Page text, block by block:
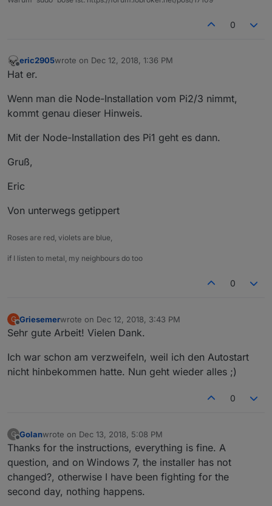
0
Offline
eric2905wrote on Dec 12, 2018, 1:36 PM
last edited by
Hat er.
Wenn man die Node-Installation vom Pi2/3 nimmt,
kommt genau dieser Hinweis.
Mit der Node-Installation des Pi1 geht es dann.
Gruß,
Eric
Von unterwegs getippert
Roses are red, violets are blue,
if I listen to metal, my neighbours do too
0
G
Offline
Griesemerwrote on Dec 12, 2018, 3:43 PM
last edited by
Sehr gute Arbeit! Vielen Dank.
Ich war schon am verzweifeln, weil ich den Autostart
nicht hinbekommen hatte. Nun geht wieder alles ;)
0
G
Offline
Golanwrote on Dec 13, 2018, 5:08 PM
last edited by
Thanks for the instructions, everything is fine. A
question, and on Windows 7, the installer has not
changed?, otherwise I have been fighting for the
second day, nothing happens.